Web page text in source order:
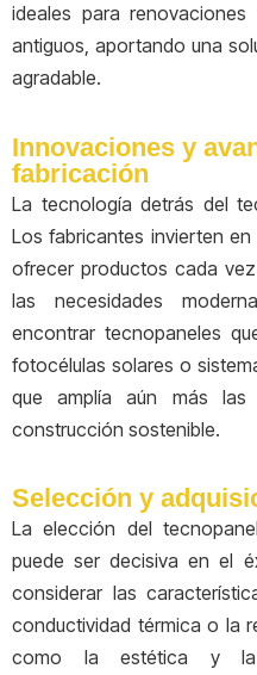
ideales para
antiguos, aportando una
agradable.
Innovaciones y
fabricación
La tecnología detrás del
Los fabricantes invierten
ofrecer productos cada
las necesidades
encontrar tecnopaneles
fotocélulas solares o
que amplía aún más
construcción sostenible.
Selección y
La elección del
puede ser decisiva en el
considerar las
conductividad térmica o la
como la estética y la